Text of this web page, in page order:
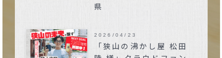
県
「狭山の沸かし屋 松田
2026/04/23